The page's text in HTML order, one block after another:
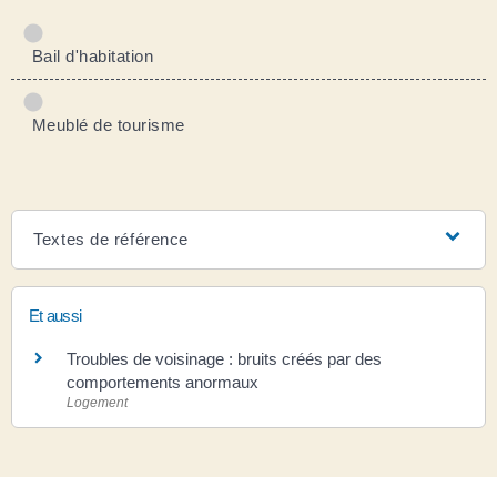
Bail d'habitation
Meublé de tourisme
Textes de référence
Et aussi
Troubles de voisinage : bruits créés par des
comportements anormaux
Logement